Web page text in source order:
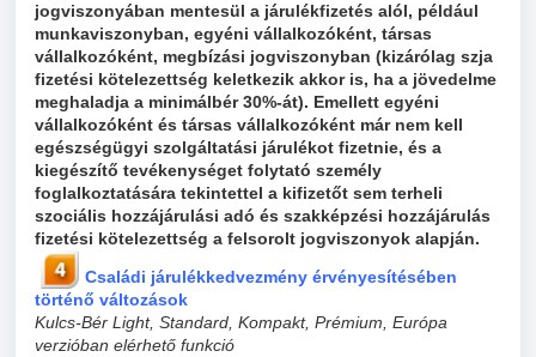
jogviszonyában mentesül a járulékfizetés alól, például
munkaviszonyban, egyéni vállalkozóként, társas
vállalkozóként, megbízási jogviszonyban (kizárólag szja
fizetési kötelezettség keletkezik akkor is, ha a jövedelme
meghaladja a minimálbér 30%-át). Emellett egyéni
vállalkozóként és társas vállalkozóként már nem kell
egészségügyi szolgáltatási járulékot fizetnie, és a
kiegészítő tevékenységet folytató személy
foglalkoztatására tekintettel a kifizetőt sem terheli
szociális hozzájárulási adó és szakképzési hozzájárulás
fizetési kötelezettség a felsorolt jogviszonyok alapján.
Családi járulékkedvezmény érvényesítésében
történő változások
Kulcs-Bér Light, Standard, Kompakt, Prémium, Európa
verzióban elérhető funkció